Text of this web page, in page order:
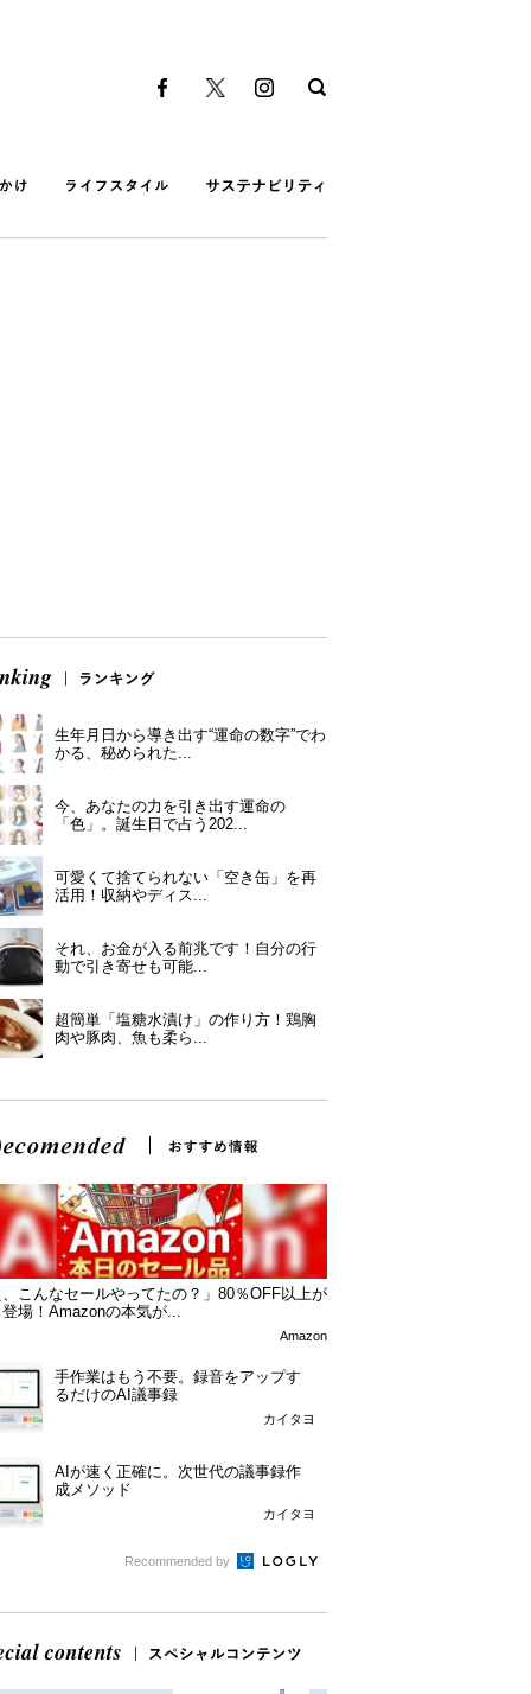
生年月日から導き出す“運命の数字”でわ
かる、秘められた...
今、あなたの力を引き出す運命の
「色」。誕生日で占う202...
可愛くて捨てられない「空き缶」を再
活用！収納やディス...
それ、お金が入る前兆です！自分の行
動で引き寄せも可能...
超簡単「塩糖水漬け」の作り方！鶏胸
肉や豚肉、魚も柔ら...
こんなセールやってたの？」80％OFF以上が
場！Amazonの本気が...
Amazon
手作業はもう不要。録音をアップす
るだけのAI議事録
カイタヨ
AIが速く正確に。次世代の議事録作
成メソッド
カイタヨ
Recommended by